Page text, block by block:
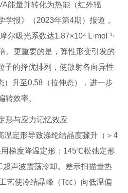
能量并转化为热能（红外辐
学报》（2023年第4期）报道，
尔吸光系数达1.87×10⁴ L·mol⁻¹·
。更重要的是，弹性形变引发的
子的择优排列，使散射各向异性
）升至0.58（拉伸态），进一步
转效率。
形与应力记忆效应
定形导致涤纶结晶度骤升（＞4
梯度降温定形：145℃松弛定形
声波震荡冷却。差示扫描量热
艺使冷结晶峰（Tcc）向低温偏